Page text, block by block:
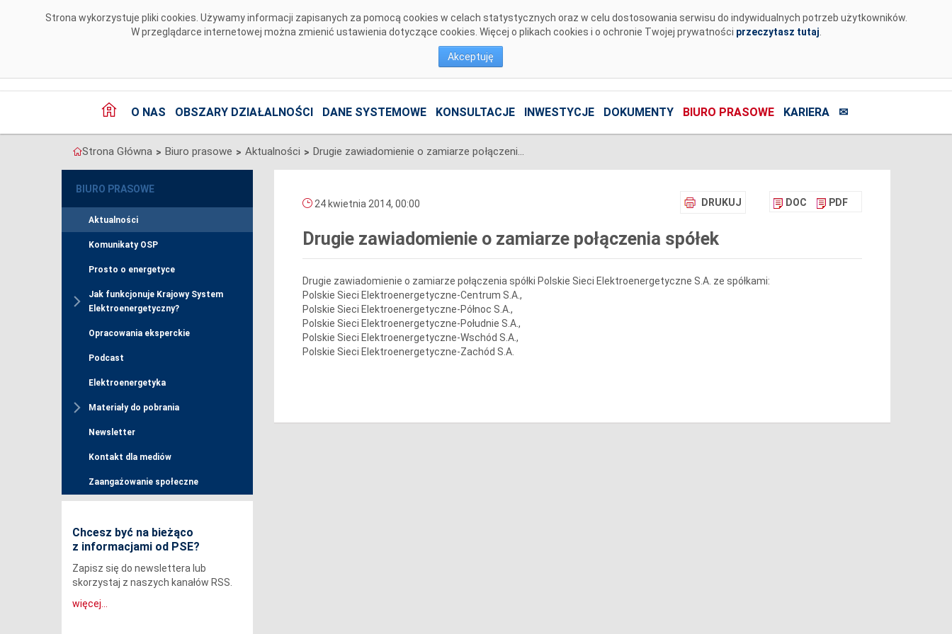
Strona wykorzystuje pliki cookies. Używamy informacji zapisanych za pomocą cookies w celach statystycznych oraz w celu dostosowania serwisu do indywidualnych potrzeb użytkowników.
W przeglądarce internetowej można zmienić ustawienia dotyczące cookies. Więcej o plikach cookies i o ochronie Twojej prywatności przeczytasz tutaj
Akceptuję
O NAS OBSZARY DZIAŁALNOŚCI DANE SYSTEMOWE KONSULTACJE INWESTYCJE DOKUMENTY BIURO PRASOWE KARIERA ✉
Strona Główna > Biuro prasowe > Aktualności > Drugie zawiadomienie o zamiarze połączenia spółek
BIURO PRASOWE
Aktualności
Komunikaty OSP
Prosto o energetyce
Jak funkcjonuje Krajowy System
Elektroenergetyczny?
Opracowania eksperckie
Podcast
Elektroenergetyka
Materiały do pobrania
Newsletter
Kontakt dla mediów
Zaangażowanie społeczne
Chcesz być na bieżąco
z informacjami od PSE?
Zapisz się do newslettera lub
skorzystaj z naszych kanałów RSS.
więcej...
DRUKUJ DOC PDF
24 kwietnia 2014, 00:00
Drugie zawiadomienie o zamiarze połączenia spółek
Drugie zawiadomienie o zamiarze połączenia spółki Polskie Sieci Elektroenergetyczne S.A. ze spółkami:
Polskie Sieci Elektroenergetyczne-Centrum S.A.,
Polskie Sieci Elektroenergetyczne-Północ S.A.,
Polskie Sieci Elektroenergetyczne-Południe S.A.,
Polskie Sieci Elektroenergetyczne-Wschód S.A.,
Polskie Sieci Elektroenergetyczne-Zachód S.A.